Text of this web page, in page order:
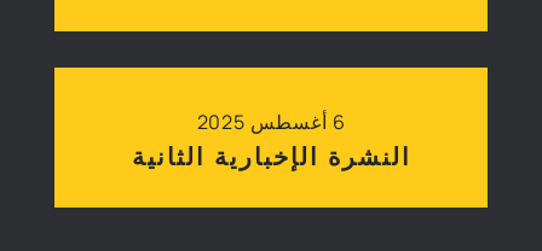
6 أغسطس 2025
النشرة الإخبارية الثانية